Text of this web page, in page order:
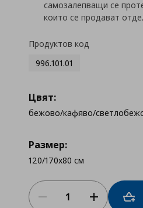
самозалепващи се
които се продават
Продуктов код
996.101.01
Цвят:
бежово/кафяво/
Размер:
120/170x80 см